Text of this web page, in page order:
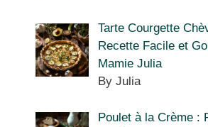
Tarte Courgette
Recette Facile et
Mamie Julia
By Julia
Poulet à la Crème :